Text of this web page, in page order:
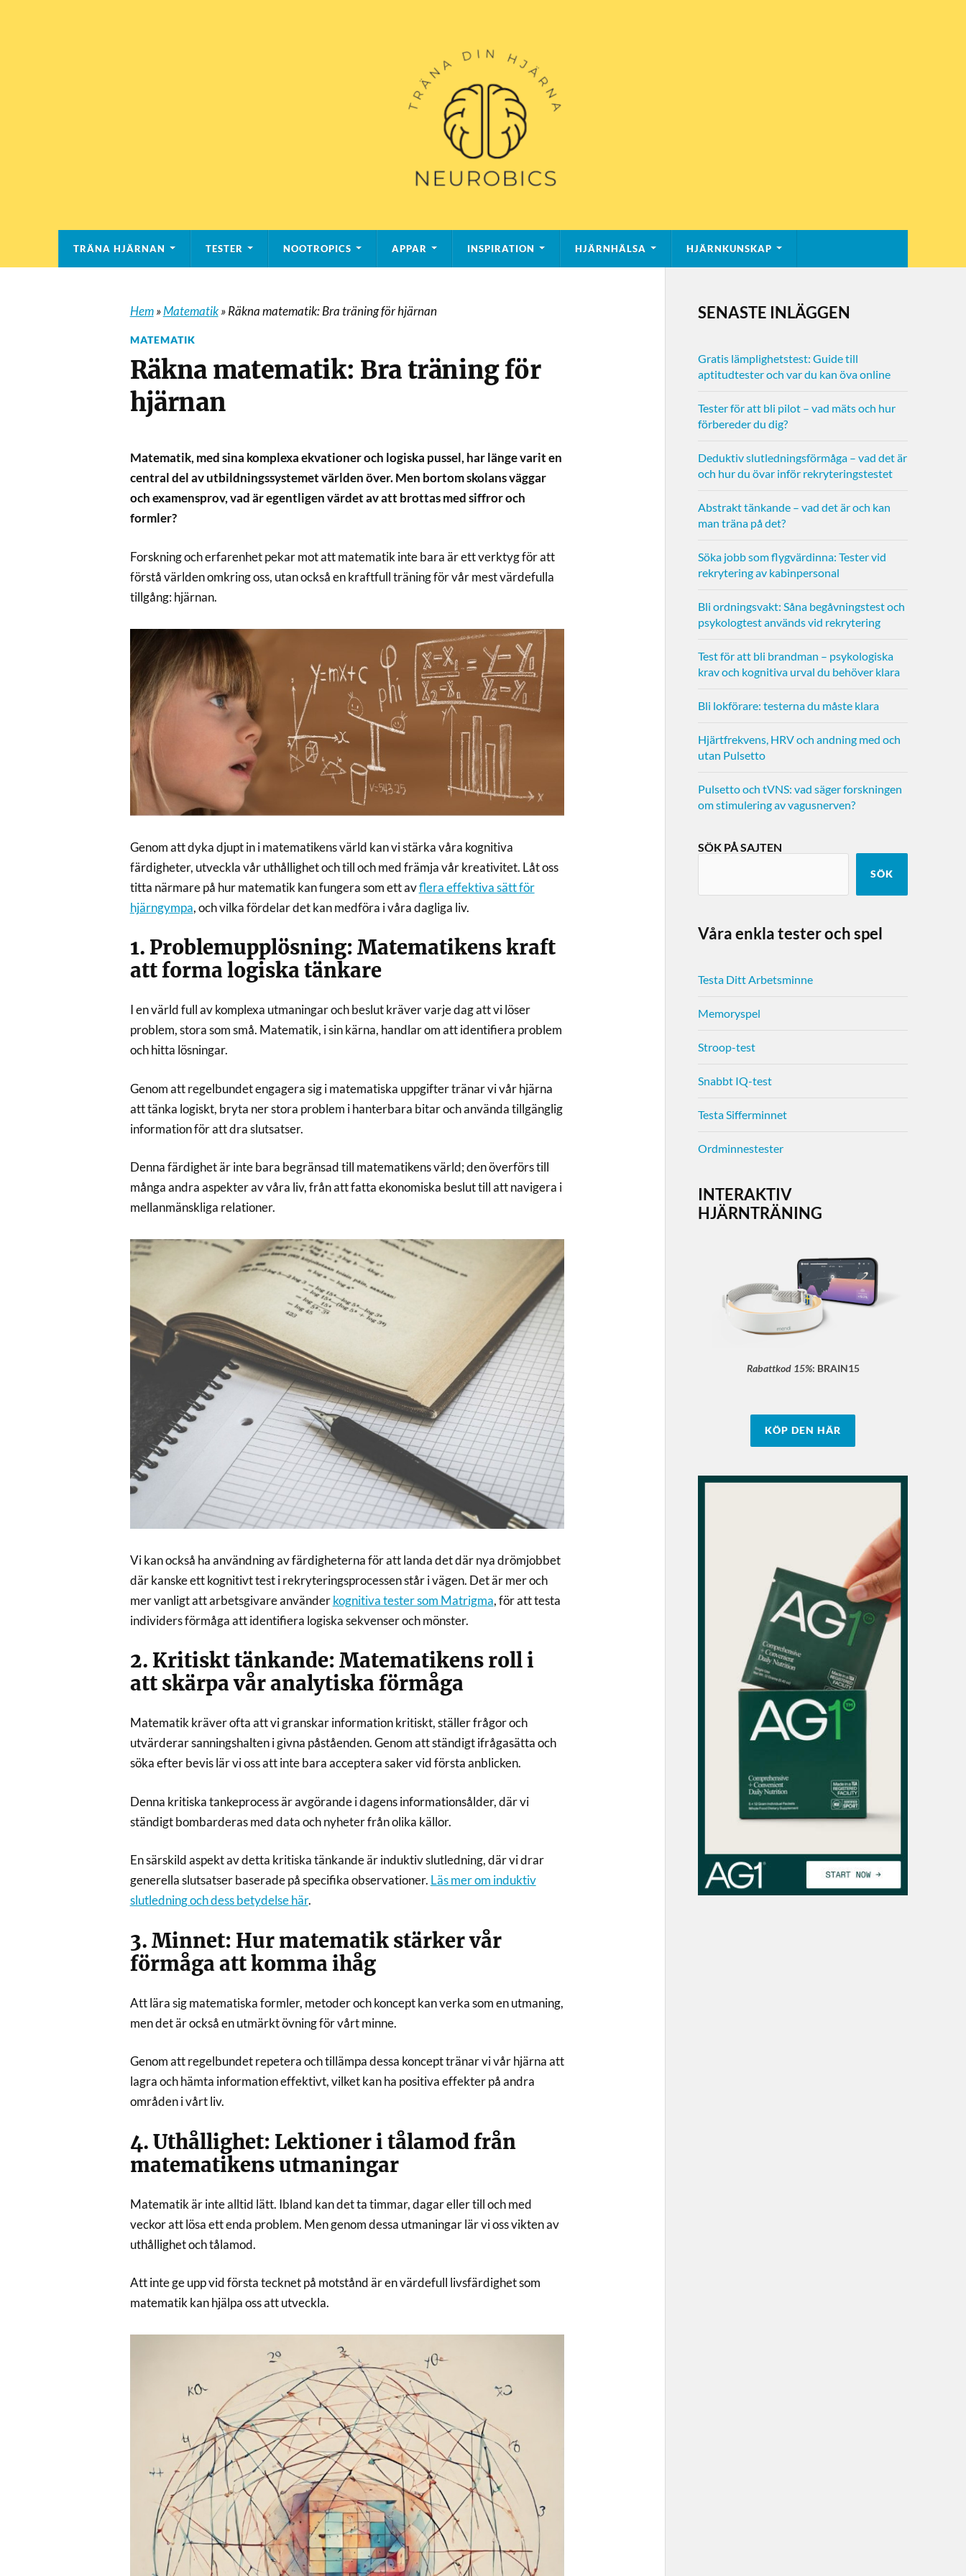
TRÄNA HJÄRNAN TESTER NOOTROPICS APPAR INSPIRATION HJÄRNHÄLSA HJÄRNKUNSKAP
Hem » Matematik »Räkna matematik: Bra träning för hjärnan
MATEMATIK
Räkna matematik: Bra träning för
hjärnan
Matematik, med sina komplexa ekvationer och logiska pussel, har länge varit en
central del av utbildningssystemet världen över. Men bortom skolans väggar
och examensprov, vad är egentligen värdet av att brottas med siffror och
formler?
Forskning och erfarenhet pekar mot att matematik inte bara är ett verktyg för att
förstå världen omkring oss, utan också en kraftfull träning för vår mest värdefulla
tillgång: hjärnan.
Genom att dyka djupt in i matematikens värld kan vi stärka våra kognitiva
färdigheter, utveckla vår uthållighet och till och med främja vår kreativitet. Låt oss
titta närmare på hur matematik kan fungera som ett avflera effektiva sätt för
hjärngympa, och vilka fördelar det kan medföra i våra dagliga liv.
1. Problemupplösning: Matematikens kraft
att forma logiska tänkare
I en värld full av komplexa utmaningar och beslut kräver varje dag att vi löser
problem, stora som små. Matematik, i sin kärna, handlar om att identifiera problem
och hitta lösningar.
Genom att regelbundet engagera sig i matematiska uppgifter tränar vi vår hjärna
att tänka logiskt, bryta ner stora problem i hanterbara bitar och använda tillgänglig
information för att dra slutsatser.
Denna färdighet är inte bara begränsad till matematikens värld; den överförs till
många andra aspekter av våra liv, från att fatta ekonomiska beslut till att navigera i
mellanmänskliga relationer.
Vi kan också ha användning av färdigheterna för att landa det där nya drömjobbet
där kanske ett kognitivt test i rekryteringsprocessen står i vägen. Det är mer och
mer vanligt att arbetsgivare använderkognitiva tester som Matrigma, för att testa
individers förmåga att identifiera logiska sekvenser och mönster.
2. Kritiskt tänkande: Matematikens roll i
att skärpa vår analytiska förmåga
Matematik kräver ofta att vi granskar information kritiskt, ställer frågor och
utvärderar sanningshalten i givna påståenden. Genom att ständigt ifrågasätta och
söka efter bevis lär vi oss att inte bara acceptera saker vid första anblicken.
Denna kritiska tankeprocess är avgörande i dagens informationsålder, där vi
ständigt bombarderas med data och nyheter från olika källor.
En särskild aspekt av detta kritiska tänkande är induktiv slutledning, där vi drar
generella slutsatser baserade på specifika observationer. Läs mer om induktiv
slutledning och dess betydelse här.
3. Minnet: Hur matematik stärker vår
förmåga att komma ihåg
Att lära sig matematiska formler, metoder och koncept kan verka som en utmaning,
men det är också en utmärkt övning för vårt minne.
Genom att regelbundet repetera och tillämpa dessa koncept tränar vi vår hjärna att
lagra och hämta information effektivt, vilket kan ha positiva effekter på andra
områden i vårt liv.
4. Uthållighet: Lektioner i tålamod från
matematikens utmaningar
Matematik är inte alltid lätt. Ibland kan det ta timmar, dagar eller till och med
veckor att lösa ett enda problem. Men genom dessa utmaningar lär vi oss vikten av
uthållighet och tålamod.
Att inte ge upp vid första tecknet på motstånd är en värdefull livsfärdighet som
matematik kan hjälpa oss att utveckla.
SENASTE INLÄGGEN
Gratis lämplighetstest: Guide till
aptitudtester och var du kan öva online
Tester för att bli pilot – vad mäts och hur
förbereder du dig?
Deduktiv slutledningsförmåga – vad det är
och hur du övar inför rekryteringstestet
Abstrakt tänkande – vad det är och kan
man träna på det?
Söka jobb som flygvärdinna: Tester vid
rekrytering av kabinpersonal
Bli ordningsvakt: Såna begåvningstest och
psykologtest används vid rekrytering
Test för att bli brandman – psykologiska
krav och kognitiva urval du behöver klara
Bli lokförare: testerna du måste klara
Hjärtfrekvens, HRV och andning med och
utan Pulsetto
Pulsetto och tVNS: vad säger forskningen
om stimulering av vagusnerven?
SÖK PÅ SAJTEN
SÖK
Våra enkla tester och spel
Testa Ditt Arbetsminne
Memoryspel
Stroop-test
Snabbt IQ-test
Testa Sifferminnet
Ordminnestester
INTERAKTIV
HJÄRNTRÄNING
Rabattkod 15%: BRAIN15
KÖP DEN HÄR